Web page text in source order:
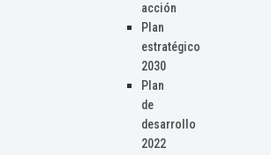
acción
Plan
estratégico
2030
Plan
de
desarrollo
2022